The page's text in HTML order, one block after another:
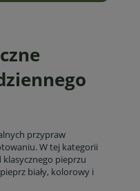
przypraw
W tej kategorii
pieprzu
biały, kolorowy i